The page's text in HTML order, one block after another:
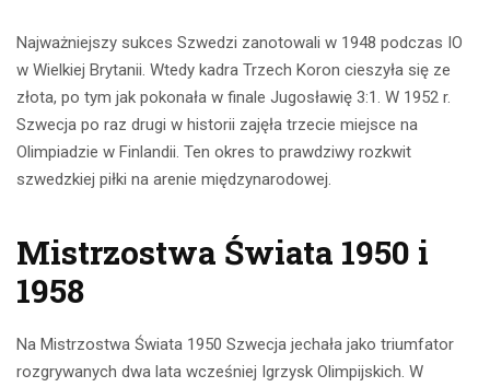
Najważniejszy sukces Szwedzi zanotowali w 1948 podczas IO
w Wielkiej Brytanii. Wtedy kadra Trzech Koron cieszyła się ze
złota, po tym jak pokonała w finale Jugosławię 3:1. W 1952 r.
Szwecja po raz drugi w historii zajęła trzecie miejsce na
Olimpiadzie w Finlandii. Ten okres to prawdziwy rozkwit
szwedzkiej piłki na arenie międzynarodowej.
Mistrzostwa Świata 1950 i
1958
Na Mistrzostwa Świata 1950 Szwecja jechała jako triumfator
rozgrywanych dwa lata wcześniej Igrzysk Olimpijskich. W